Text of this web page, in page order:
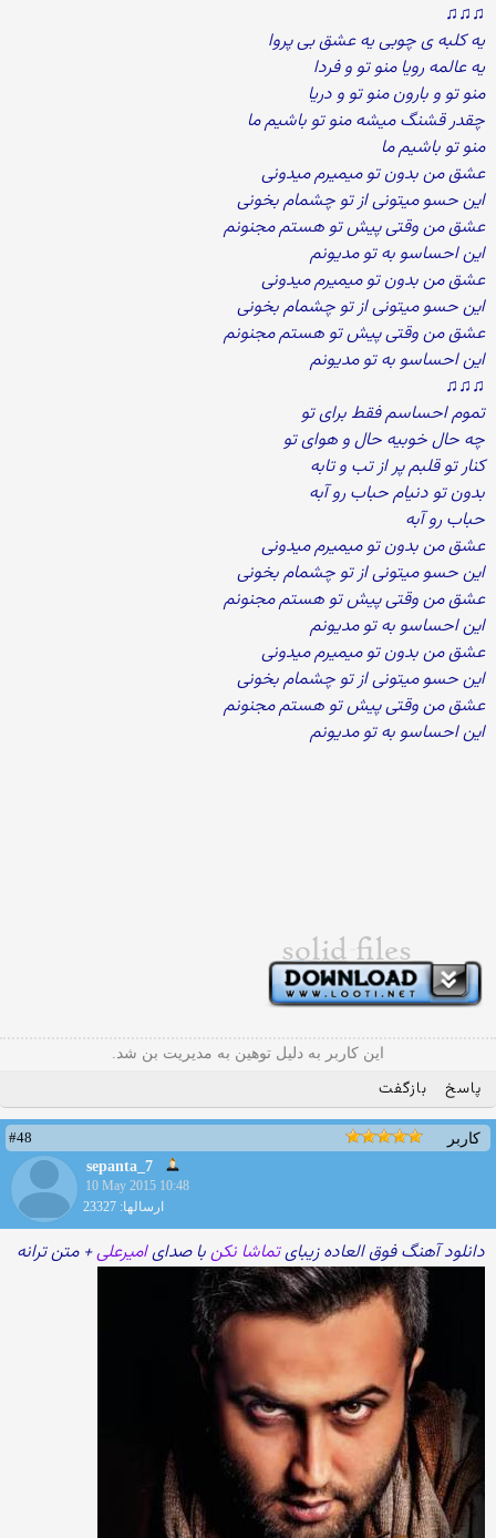
♫♫♫
یه کلبه ی چوبی یه عشق بی پروا
یه عالمه رویا منو تو و فردا
منو تو و بارون منو تو و دریا
چقدر قشنگ میشه منو تو باشیم ما
منو تو باشیم ما
عشق من بدون تو میمیرم میدونی
این حسو میتونی از تو چشمام بخونی
عشق من وقتی پیش تو هستم مجنونم
این احساسو به تو مدیونم
عشق من بدون تو میمیرم میدونی
این حسو میتونی از تو چشمام بخونی
عشق من وقتی پیش تو هستم مجنونم
این احساسو به تو مدیونم
♫♫♫
تموم احساسم فقط برای تو
چه حال خوبیه حال و هوای تو
کنار تو قلبم پر از تب و تابه
بدون تو دنیام حباب رو آبه
حباب رو آبه
عشق من بدون تو میمیرم میدونی
این حسو میتونی از تو چشمام بخونی
عشق من وقتی پیش تو هستم مجنونم
این احساسو به تو مدیونم
عشق من بدون تو میمیرم میدونی
این حسو میتونی از تو چشمام بخونی
عشق من وقتی پیش تو هستم مجنونم
این احساسو به تو مدیونم
این کاربر به دلیل توهین به مدیریت بن شد.
پاسخ بازگفت
کاربر
#48
sepanta_7
10 May 2015 10:48
ارسالها: 23327
دانلود آهنگ فوق العاده زیبایتماشا نکنبا صدایامیرعلی+ متن ترانه